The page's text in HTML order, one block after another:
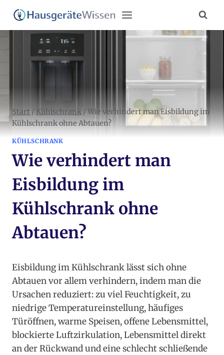
Zum
Inhalt
springen
Start /Kühlschrank/Wie verhindert man Eisbildung im
Kühlschrank ohne Abtauen?
KÜHLSCHRANK
Wie verhindert man
Eisbildung im
Kühlschrank ohne
Abtauen?
Eisbildung im Kühlschrank lässt sich ohne
Abtauen vor allem verhindern, indem man die
Ursachen reduziert: zu viel Feuchtigkeit, zu
niedrige Temperatureinstellung, häufiges
Türöffnen, warme Speisen, offene Lebensmittel,
blockierte Luftzirkulation, Lebensmittel direkt
an der Rückwand und eine schlecht schließende